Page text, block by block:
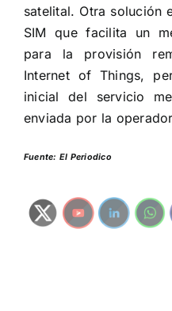
satelital. Otra solución
SIM que facilita un
para la provisión
Internet of Things,
inicial del servicio
enviada por la
Fuente: El Periodico